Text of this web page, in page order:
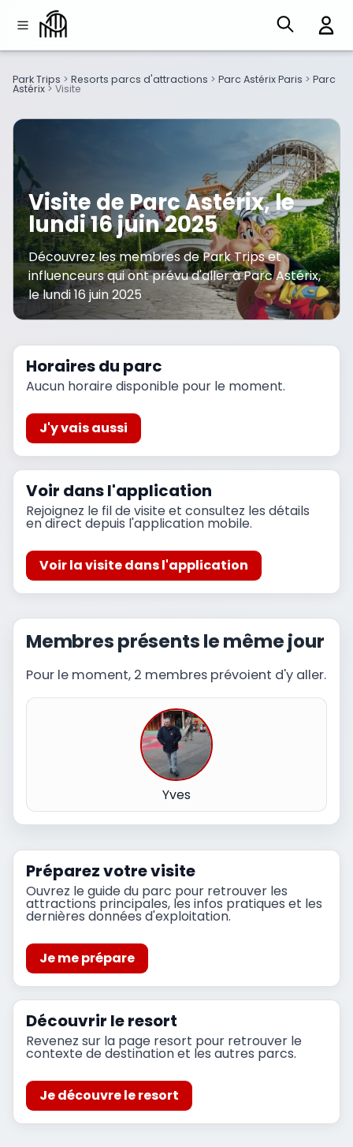
Park Trips > Resorts parcs d'attractions > Parc Astérix Paris > Parc
Astérix > Visite
Visite de Parc Astérix, le
lundi 16 juin 2025
Découvrez les membres de Park Trips et
influenceurs qui ont prévu d'aller à Parc Astérix,
le lundi 16 juin 2025
Horaires du parc
Aucun horaire disponible pour le moment.
J'y vais aussi
Voir dans l'application
Rejoignez le fil de visite et consultez les détails
en direct depuis l'application mobile.
Voir la visite dans l'application
Membres présents le même jour
Pour le moment, 2 membres prévoient d'y aller.
Yves
Préparez votre visite
Ouvrez le guide du parc pour retrouver les
attractions principales, les infos pratiques et les
dernières données d'exploitation.
Je me prépare
Découvrir le resort
Revenez sur la page resort pour retrouver le
contexte de destination et les autres parcs.
Je découvre le resort